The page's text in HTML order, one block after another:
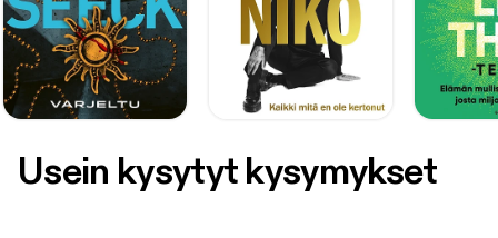
Usein kysytyt kysymykset